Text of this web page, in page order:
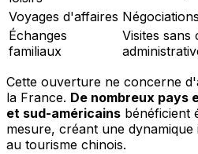
Voyages d'affaires
Échanges
familiaux
Visites sans
Cette ouverture ne concerne
la France. De nombreux pays
et sud-américains bénéficient
mesure, créant une
au tourisme chinois.